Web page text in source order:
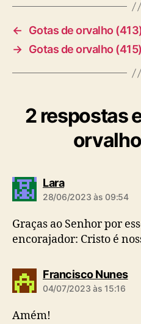
←
Gotas de orvalho
→ Gotas de orvalho (415)
2 respostas
Larad
i
z
:
28/06/2023 às 09:54
Graças ao Senhor por
encorajador: Cristo é
Francisco Nunesd
04/07/2023 às 15:16
Amém!